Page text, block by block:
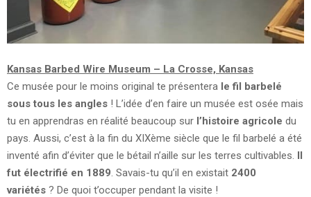
Kansas Barbed Wire Museum – La Crosse, Kansas
Ce musée pour le moins original te présentera le fil barbelé
sous tous les angles ! L’idée d’en faire un musée est osée mais
tu en apprendras en réalité beaucoup sur l’histoire agricole du
pays. Aussi, c’est à la fin du XIXème siècle que le fil barbelé a été
inventé afin d’éviter que le bétail n’aille sur les terres cultivables. Il
fut électrifié en 1889 . Savais-tu qu’il en existait 2400
variétés ? De quoi t’occuper pendant la visite !